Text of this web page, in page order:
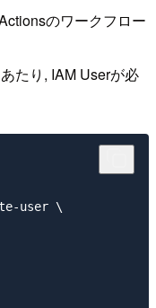
のワークフロー
たり, IAM Userが必
user \